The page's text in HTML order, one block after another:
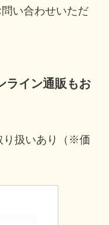
い合わせいただ
ライン通販もお
り扱いあり（※価